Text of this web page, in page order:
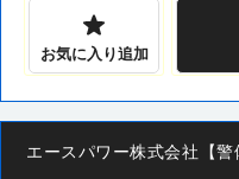
お気に入り追加
エースパワー株式会社【